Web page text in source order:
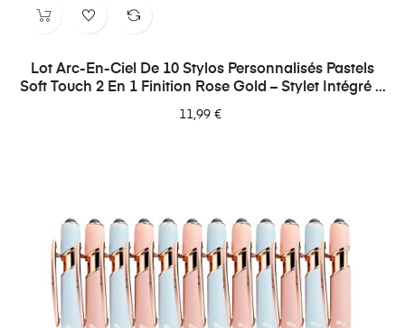
Lot Arc-En-Ciel De 10 Stylos Personnalisés Pastels
Soft Touch 2 En 1 Finition Rose Gold – Stylet Intégré &
11,99 €